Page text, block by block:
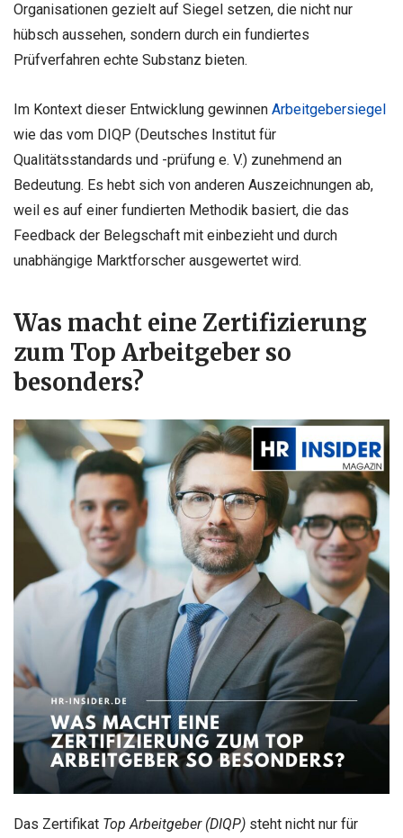
Organisationen gezielt auf Siegel setzen, die nicht nur
hübsch aussehen, sondern durch ein fundiertes
Prüfverfahren echte Substanz bieten.
Im Kontext dieser Entwicklung gewinnen Arbeitgebersiegel
wie das vom DIQP (Deutsches Institut für
Qualitätsstandards und -prüfung e. V.) zunehmend an
Bedeutung. Es hebt sich von anderen Auszeichnungen ab,
weil es auf einer fundierten Methodik basiert, die das
Feedback der Belegschaft mit einbezieht und durch
unabhängige Marktforscher ausgewertet wird.
Was macht eine Zertifizierung
zum Top Arbeitgeber so
besonders?
Das Zertifikat Top Arbeitgeber (DIQP) steht nicht nur für